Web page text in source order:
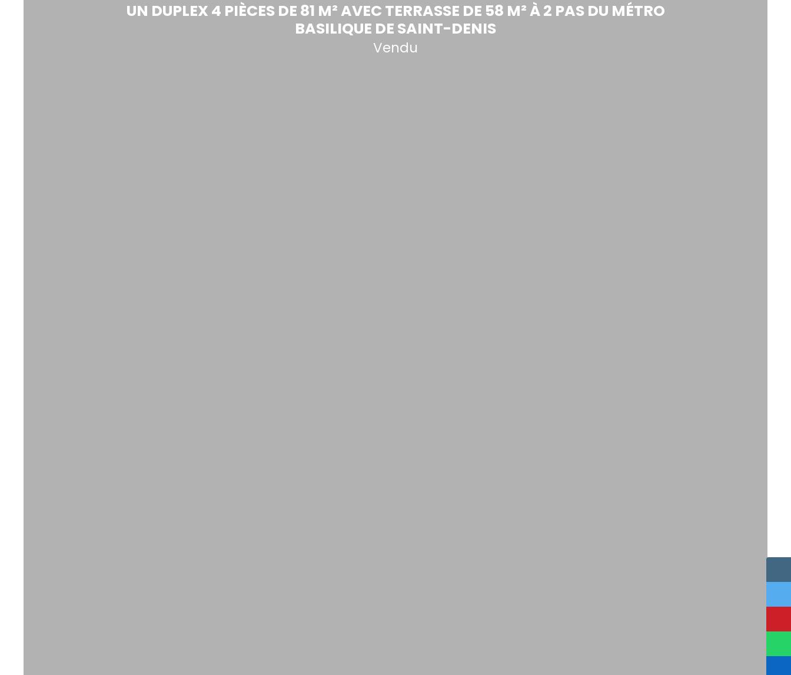
UN DUPLEX 4 PIÈCES DE 81 M² AVEC TERRASSE DE 58 M² À 2 PAS DU MÉTRO
BASILIQUE DE SAINT-DENIS
Vendu